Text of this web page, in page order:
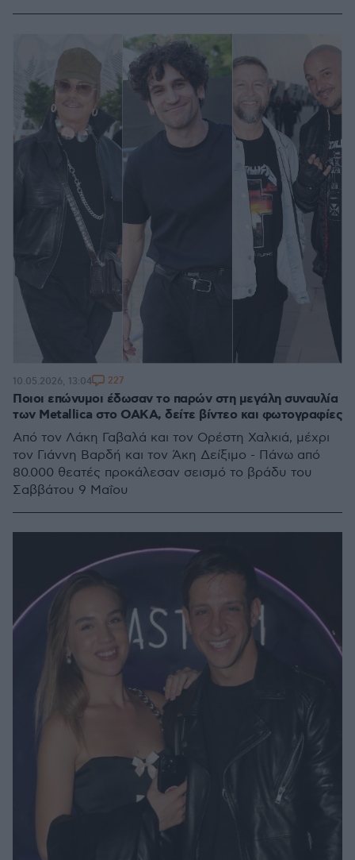
Ποιοι επώνυμοι έδωσαν το παρών στη μεγάλη συναυλία
των Metallica στο ΟΑΚΑ, δείτε βίντεο και φωτογραφίες
Από τον Λάκη Γαβαλά και τον Ορέστη Χαλκιά, μέχρι
τον Γιάννη Βαρδή και τον Άκη Δείξιμο - Πάνω από
80.000 θεατές προκάλεσαν σεισμό το βράδυ του
Σαββάτου 9 Μαΐου
10.05.2026, 13:04 227